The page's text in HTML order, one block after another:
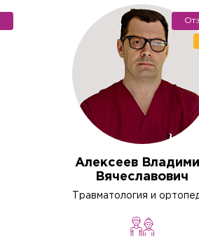
Алексеев
Вячеславович
Травматология и